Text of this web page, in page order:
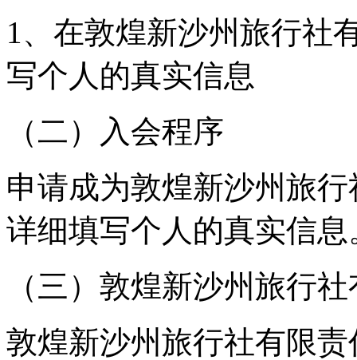
1、在敦煌新沙州旅行社
写个人的真实信息
（二）入会程序
申请成为敦煌新沙州旅
详细填写个人的真实信息
（三）敦煌新沙州旅行
敦煌新沙州旅行社有限